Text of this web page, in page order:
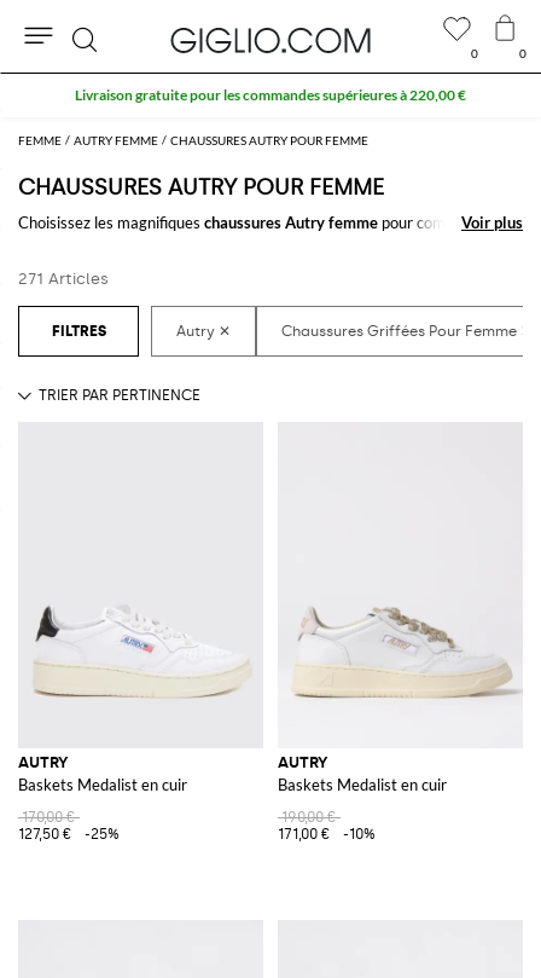
FEMME AUTRY FEMME CHAUSSURES AUTRY POUR FEMME
CHAUSSURES AUTRY POUR FEMME
Choisissez les magnifiques chaussures Autry femme pour compléter
jeu d'enfant.
Découvrez les dernierères collections dechaussures Autry femme en
Voir plus
Voir plus
271 Articles
AUTRY
Baskets Medalist en cuir
170,00 €
127,50 €
-25%
AUTRY
Baskets Medalist en cuir
190,00 €
171,00 €
-10%
0 0
Rechercher
10 % extra sur l'espace Outlet